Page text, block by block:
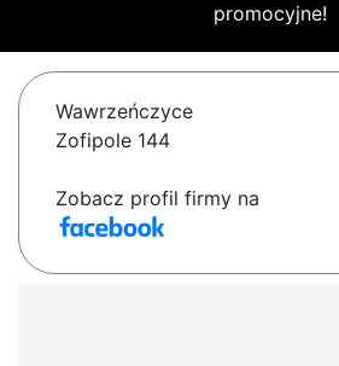
promocyjne!
Wawrzeńczyce
Zofipole 144
Zobacz profil firmy na